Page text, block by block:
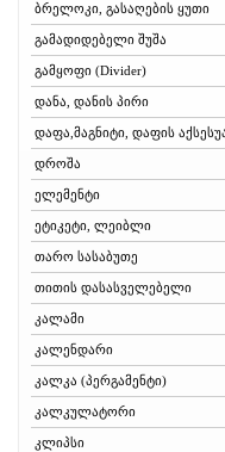
ბრელოკი, გასაღების ყუთი
გამადიდებელი შუშა
გამყოფი (Divider)
დანა, დანის პირი
დაფა,მაგნიტი, დაფის
დროშა
ელემენტი
ეტიკეტი, ლეიბლი
თარო სასაბუთე
თითის დასასველებელი
კალამი
კალენდარი
კალკა (პერგამენტი)
კალკულატორი
კლიპსი